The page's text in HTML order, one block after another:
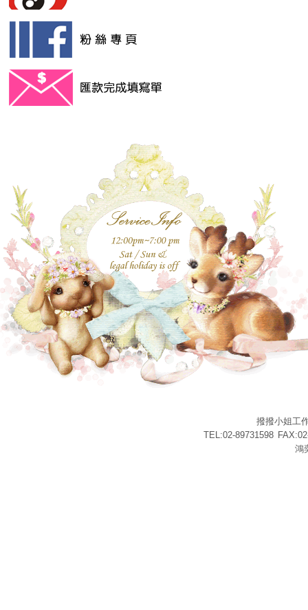
撥撥小姐工
TEL:02-89731598
鴻